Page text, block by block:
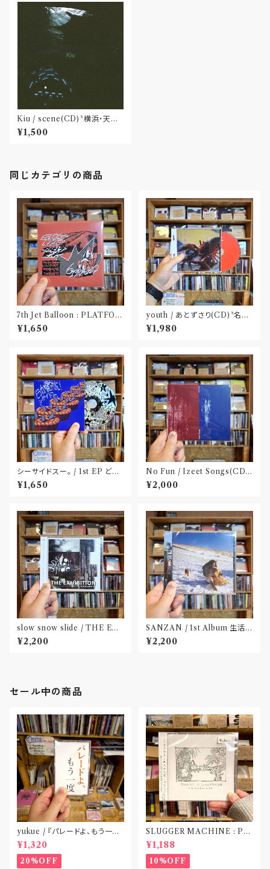
Kiu / scene(CD)〝横浜・天王
町〟
¥1,500
同じカテゴリの商品
7th Jet Balloon : PLATFOR
M SPLIT EP(CD)〝長野〟×
〝大阪〟
¥1,650
youth / あとずさり(CD)〝名古
屋〟
¥1,980
シーサイドスー。 / 1st EP どう
か健やかに！(CD)〝静岡県三島
市〟
¥1,650
No Fun / Izeet Songs(CD)
〝京都〟
¥2,000
slow snow slide / THE EX
HIBITION(CD)〝山形県酒田
市〟
¥2,200
SANZAN / 1st Album 生活の
名残(CD)〝静岡県三島市〟
¥2,200
セール中の商品
yukue / 『パレードよ、もう一度』
(TAPE)
¥1,320
20%OFF
SLUGGER MACHINE : PE
ACE OUT! / we die if we d
o not do “DIG”(SPLIT CD)
〝横浜&札幌〟
¥1,188
10%OFF